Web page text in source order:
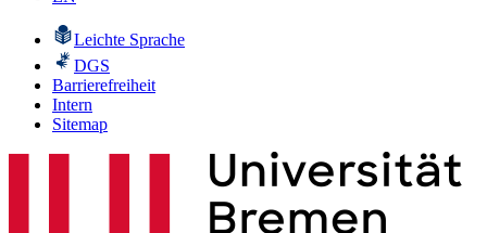
Leichte Sprache
DGS
Barrierefreiheit
Intern
Sitemap